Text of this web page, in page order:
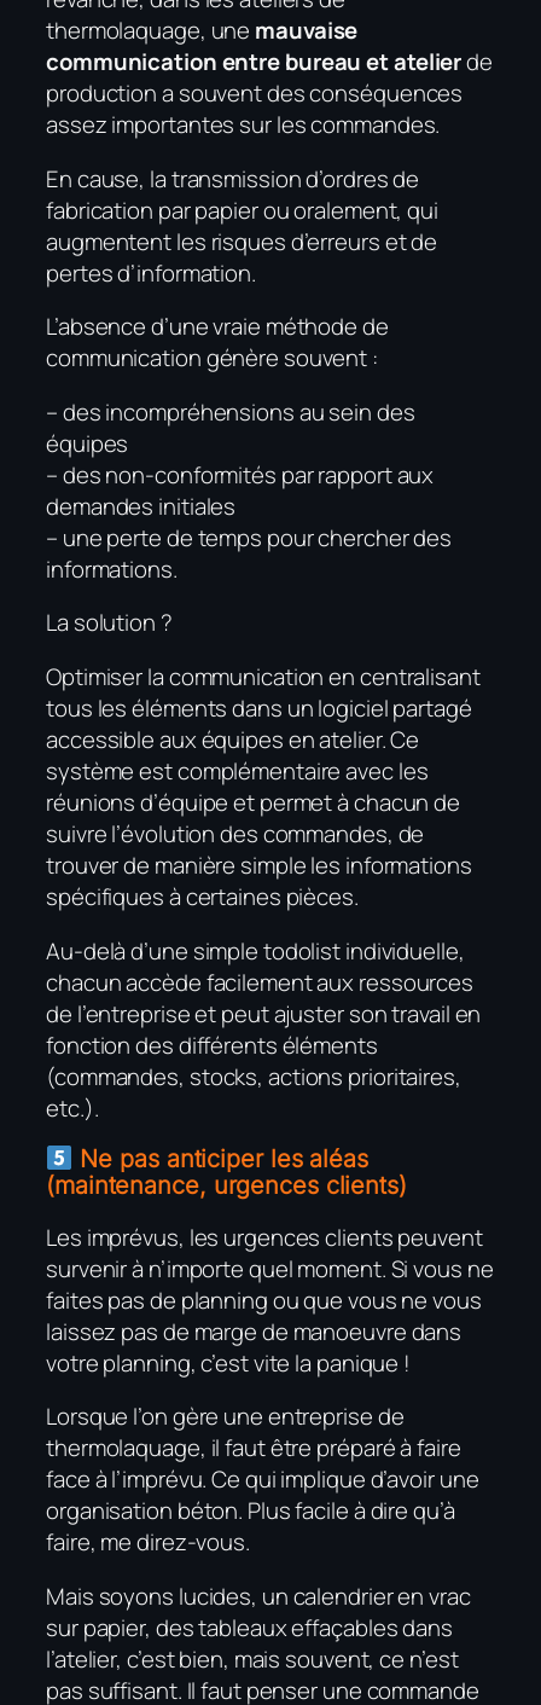
thermolaquage, une mauvaise
communication entre bureau et atelierde
production a souvent des conséquences
assez importantes sur les commandes.
En cause, la transmission d’ordres de
fabrication par papier ou oralement, qui
augmentent les risques d’erreurs et de
pertes d’information.
L’absence d’une vraie méthode de
communication génère souvent :
– des incompréhensions au sein des
équipes
– des non-conformités par rapport aux
demandes initiales
– une perte de temps pour chercher des
informations.
La solution ?
Optimiser la communication en centralisant
tous les éléments dans un logiciel partagé
accessible aux équipes en atelier. Ce
système est complémentaire avec les
réunions d’équipe et permet à chacun de
suivre l’évolution des commandes, de
trouver de manière simple les informations
spécifiques à certaines pièces.
Au-delà d’une simple todolist individuelle,
chacun accède facilement aux ressources
de l’entreprise et peut ajuster son travail en
fonction des différents éléments
(commandes, stocks, actions prioritaires,
etc.).
Ne pas anticiper les aléas
(maintenance, urgences clients)
Les imprévus, les urgences clients peuvent
survenir à n’importe quel moment. Si vous ne
faites pas de planning ou que vous ne vous
laissez pas de marge de manoeuvre dans
votre planning, c’est vite la panique !
Lorsque l’on gère une entreprise de
thermolaquage, il faut être préparé à faire
face à l’imprévu. Ce qui implique d’avoir une
organisation béton. Plus facile à dire qu’à
faire, me direz-vous.
Mais soyons lucides, un calendrier en vrac
sur papier, des tableaux effaçables dans
l’atelier, c’est bien, mais souvent, ce n’est
pas suffisant. Il faut penser une commande